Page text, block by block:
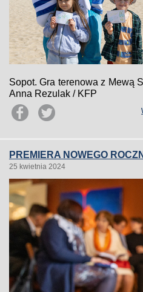
Sopot. Gra terenowa z Mewą
Anna Rezulak / KFP
PREMIERA NOWEGO
25 kwietnia 2024